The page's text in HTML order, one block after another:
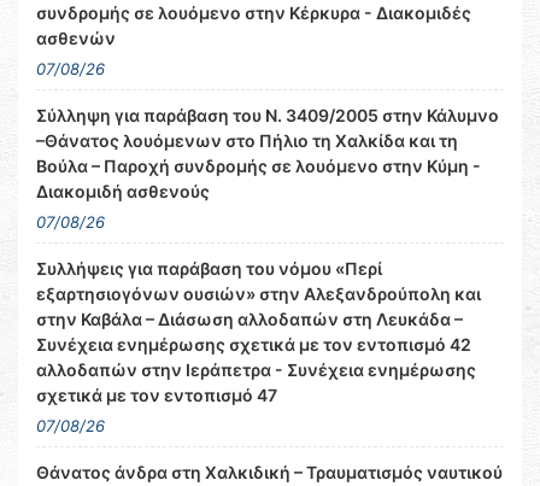
συνδρομής σε λουόμενο στην Κέρκυρα - Διακομιδές
ασθενών
07/08/26
Σύλληψη για παράβαση του Ν. 3409/2005 στην Κάλυμνο
–Θάνατος λουόμενων στο Πήλιο τη Χαλκίδα και τη
Βούλα – Παροχή συνδρομής σε λουόμενο στην Κύμη -
Διακομιδή ασθενούς
07/08/26
Συλλήψεις για παράβαση του νόμου «Περί
εξαρτησιογόνων ουσιών» στην Αλεξανδρούπολη και
στην Καβάλα – Διάσωση αλλοδαπών στη Λευκάδα –
Συνέχεια ενημέρωσης σχετικά με τον εντοπισμό 42
αλλοδαπών στην Ιεράπετρα - Συνέχεια ενημέρωσης
σχετικά με τον εντοπισμό 47
07/08/26
Θάνατος άνδρα στη Χαλκιδική – Τραυματισμός ναυτικού